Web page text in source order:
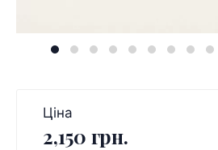
Ціна
2,150 грн.